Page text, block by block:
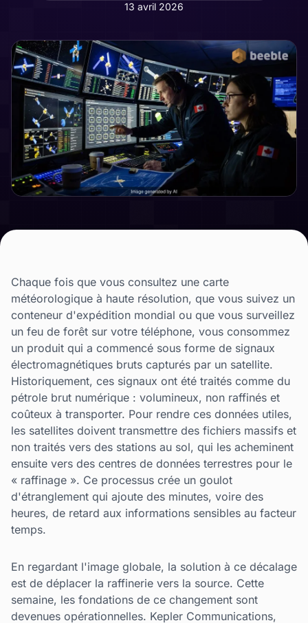
13 avril 2026
Chaque fois que vous consultez une carte
météorologique à haute résolution, que vous suivez un
conteneur d'expédition mondial ou que vous surveillez
un feu de forêt sur votre téléphone, vous consommez
un produit qui a commencé sous forme de signaux
électromagnétiques bruts capturés par un satellite.
Historiquement, ces signaux ont été traités comme du
pétrole brut numérique : volumineux, non raffinés et
coûteux à transporter. Pour rendre ces données utiles,
les satellites doivent transmettre des fichiers massifs et
non traités vers des stations au sol, qui les acheminent
ensuite vers des centres de données terrestres pour le
« raffinage ». Ce processus crée un goulot
d'étranglement qui ajoute des minutes, voire des
heures, de retard aux informations sensibles au facteur
temps.
En regardant l'image globale, la solution à ce décalage
est de déplacer la raffinerie vers la source. Cette
semaine, les fondations de ce changement sont
devenues opérationnelles. Kepler Communications,